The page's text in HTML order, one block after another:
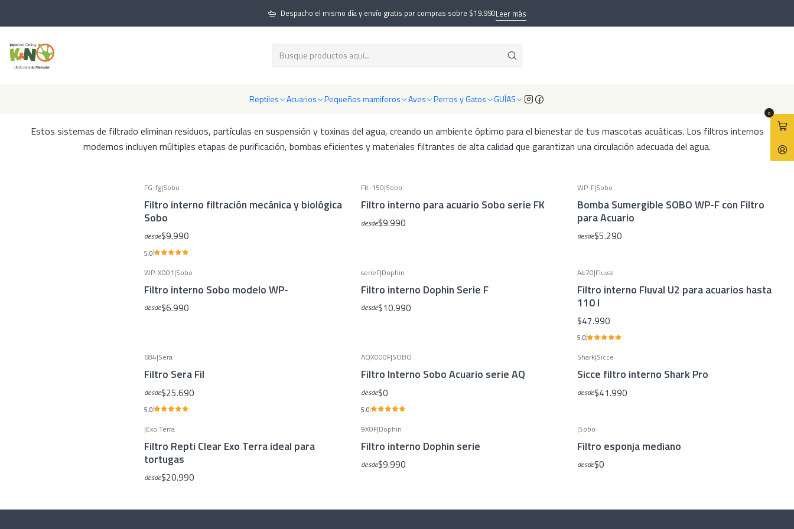
Reptiles Acuarios Pequeños mamiferos Aves Perros y Gatos GUÍAS
0
Despacho el mismo día y envío gratis por compras sobre $19.990Leer más
Acuarios Equipamiento para acuarios Filtración para acuarios Filtros internos
Filtros internos
instalación sencilla dentro del tanque, proporcionando filtración mecánica y biológica silenciosa para peces de agua dulce y tortugas acuáticas.
Estos sistemas de filtrado eliminan residuos, partículas en suspensión y toxinas del agua, creando un ambiente óptimo para el bienestar de tus mascotas acuáticas. Los filtros internos
modernos incluyen múltiples etapas de purificación, bombas eficientes y materiales filtrantes de alta calidad que garantizan una circulación adecuada del agua.
FG-fg|Sobo
Filtro interno filtración mecánica y biológica
Sobo
desde$9.990
5.0
FK-150|Sobo
Filtro interno para acuario Sobo serie FK
desde$9.990
WP-F|Sobo
Bomba Sumergible SOBO WP-F con Filtro
para Acuario
desde$5.290
WP-X001|Sobo
Filtro interno Sobo modelo WP-
desde$6.990
serieF|Dophin
Filtro interno Dophin Serie F
desde$10.990
A470|Fluval
Filtro interno Fluval U2 para acuarios hasta
110 l
$47.990
5.0
684|Sera
Filtro Sera Fil
desde$25.690
5.0
AQX000F|SOBO
Filtro Interno Sobo Acuario serie AQ
desde$0
5.0
Shark|Sicce
Sicce filtro interno Shark Pro
desde$41.990
|Exo Terra
Filtro Repti Clear Exo Terra ideal para
tortugas
desde$20.990
9X0F|Dophin
Filtro interno Dophin serie
desde$9.990
|Sobo
Filtro esponja mediano
desde$0